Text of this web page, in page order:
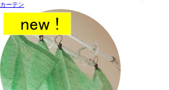
カーテン